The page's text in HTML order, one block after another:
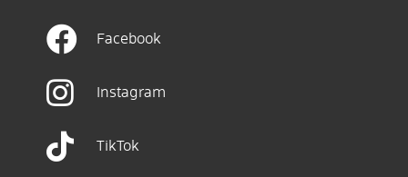
Facebook
Instagram
TikTok